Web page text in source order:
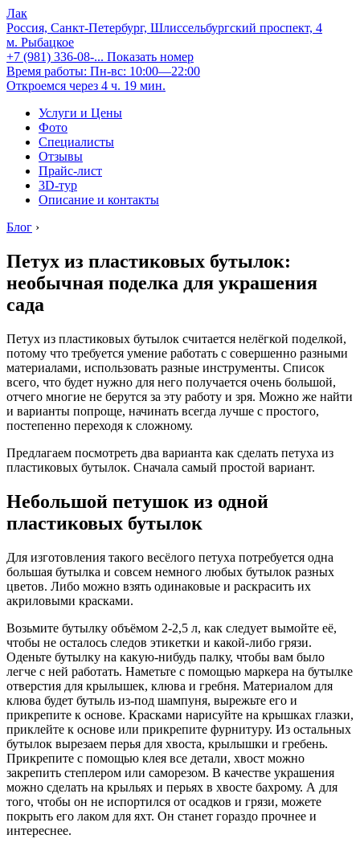
Лак
Россия, Санкт-Петербург, Шлиссельбургский проспект, 4
м. Рыбацкое
+7 (981) 336-08-... Показать номер
Время работы: Пн-вс: 10:00—22:00
Откроемся через 4 ч. 19 мин.
Услуги и Цены
Фото
Специалисты
Отзывы
Прайс-лист
3D-тур
Описание и контакты
Блог ›
Петух из пластиковых бутылок:
необычная поделка для украшения
сада
Петух из пластиковых бутылок считается нелёгкой поделкой,
потому что требуется умение работать с совершенно разными
материалами, использовать разные инструменты. Список
всего, что будет нужно для него получается очень большой,
отчего многие не берутся за эту работу и зря. Можно же найти
и варианты попроще, начинать всегда лучше с простого,
постепенно переходя к сложному.
Предлагаем посмотреть два варианта как сделать петуха из
пластиковых бутылок. Сначала самый простой вариант.
Небольшой петушок из одной
пластиковых бутылок
Для изготовления такого весёлого петуха потребуется одна
большая бутылка и совсем немного любых бутылок разных
цветов. Либо можно взять одинаковые и раскрасить их
акриловыми красками.
Возьмите бутылку объёмом 2-2,5 л, как следует вымойте её,
чтобы не осталось следов этикетки и какой-либо грязи.
Оденьте бутылку на какую-нибудь палку, чтобы вам было
легче с ней работать. Наметьте с помощью маркера на бутылке
отверстия для крылышек, клюва и гребня. Материалом для
клюва будет бутыль из-под шампуня, вырежьте его и
прикрепите к основе. Красками нарисуйте на крышках глазки,
приклейте к основе или прикрепите фурнитуру. Из остальных
бутылок вырезаем перья для хвоста, крылышки и гребень.
Прикрепите с помощью клея все детали, хвост можно
закрепить степлером или саморезом. В качестве украшения
можно сделать на крыльях и перьях в хвосте бахрому. А для
того, чтобы он не испортился от осадков и грязи, можете
покрыть его лаком для яхт. Он станет гораздо прочнее и
интереснее.